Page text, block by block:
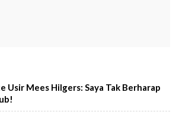
Usir Mees Hilgers: Saya Tak Berharap